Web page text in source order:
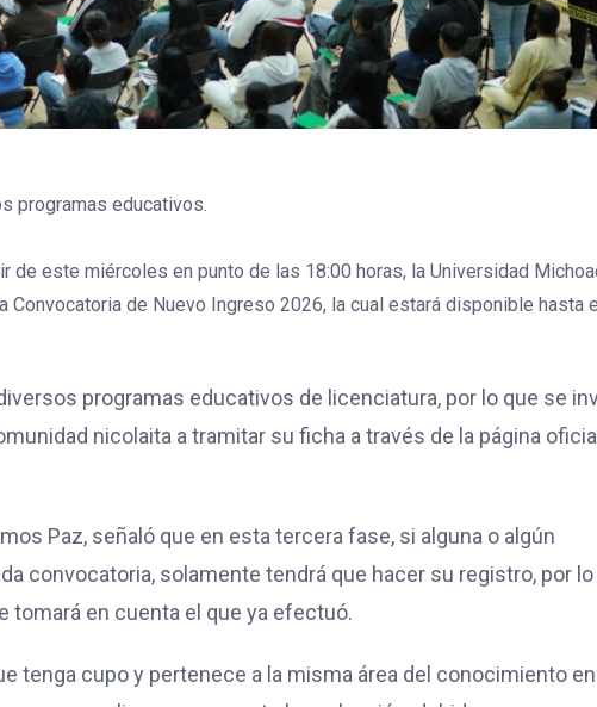
programas educativos.
de este miércoles en punto de las 18:00 horas, la Universidad
Convocatoria de Nuevo Ingreso 2026, la cual estará disponible hasta
programas educativos de licenciatura, por lo que se
nicolaita a tramitar su ficha a través de la página
Paz, señaló que en esta tercera fase, si alguna o algún
convocatoria, solamente tendrá que hacer su registro, por
tomará en cuenta el que ya efectuó.
tenga cupo y pertenece a la misma área del conocimiento en